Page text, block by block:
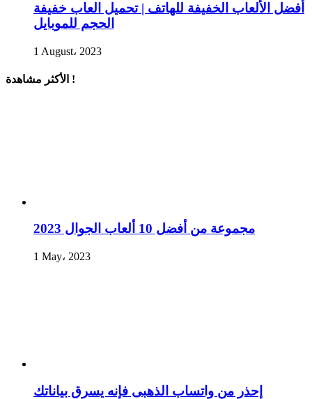
أفضل الألعاب الخفيفة للهاتف | تحميل العاب خفيفة
الحجم للموبايل
1 August، 2023
الأكثر مشاهدة !
مجموعة من أفضل 10 ألعاب الجوال 2023
1 May، 2023
إحذر من واتساب الذهبى فإنه يسرق بياناتك